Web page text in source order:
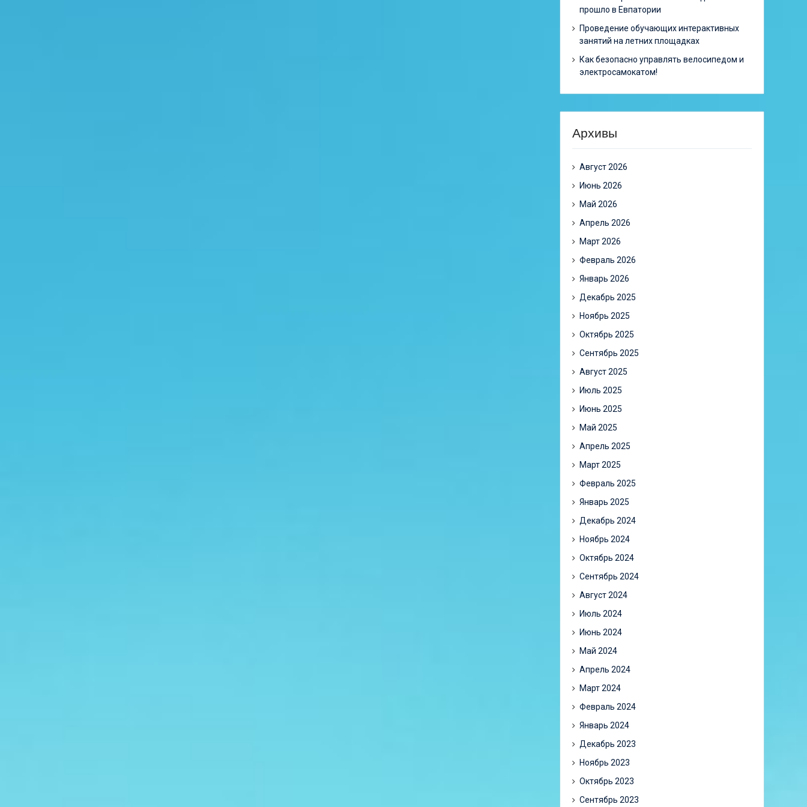
прошло в Евпатории
Проведение обучающих интерактивных
занятий на летних площадках
Как безопасно управлять велосипедом и
электросамокатом!
Архивы
Август 2026
Июнь 2026
Май 2026
Апрель 2026
Март 2026
Февраль 2026
Январь 2026
Декабрь 2025
Ноябрь 2025
Октябрь 2025
Сентябрь 2025
Август 2025
Июль 2025
Июнь 2025
Май 2025
Апрель 2025
Март 2025
Февраль 2025
Январь 2025
Декабрь 2024
Ноябрь 2024
Октябрь 2024
Сентябрь 2024
Август 2024
Июль 2024
Июнь 2024
Май 2024
Апрель 2024
Март 2024
Февраль 2024
Январь 2024
Декабрь 2023
Ноябрь 2023
Октябрь 2023
Сентябрь 2023